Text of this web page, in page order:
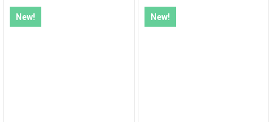
New! New!